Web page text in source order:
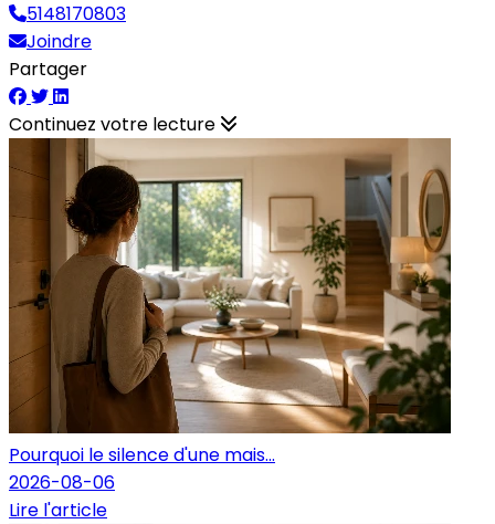
5148170803
Joindre
Partager
Continuez votre lecture
Pourquoi le silence d'une mais...
2026-08-06
Lire l'article